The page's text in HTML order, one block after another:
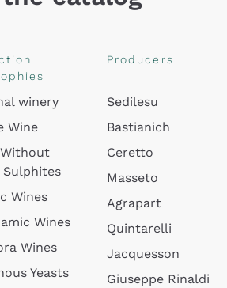
winery
Wine
Sulphites
Wines
Wines
Wines
Yeasts
Producers
Sedilesu
Bastianich
Ceretto
Masseto
Agrapart
Quintarelli
Jacquesson
Giuseppe Rinaldi